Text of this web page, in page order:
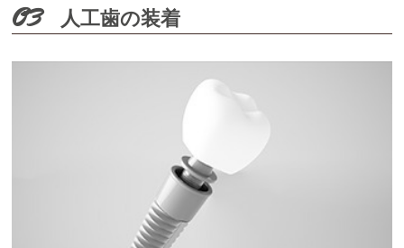
03 人工歯の装着